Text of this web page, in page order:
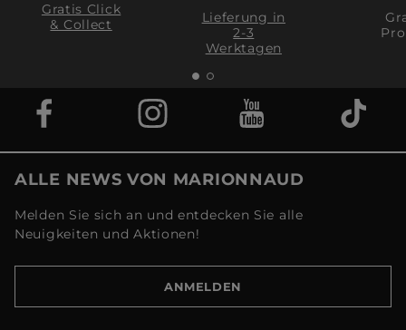
Gratis Click
& Collect
Lieferung in
2-3
Werktagen
ALLE NEWS VON MARIONNAUD
Melden Sie sich an und entdecken Sie alle
Neuigkeiten und Aktionen!
ANMELDEN